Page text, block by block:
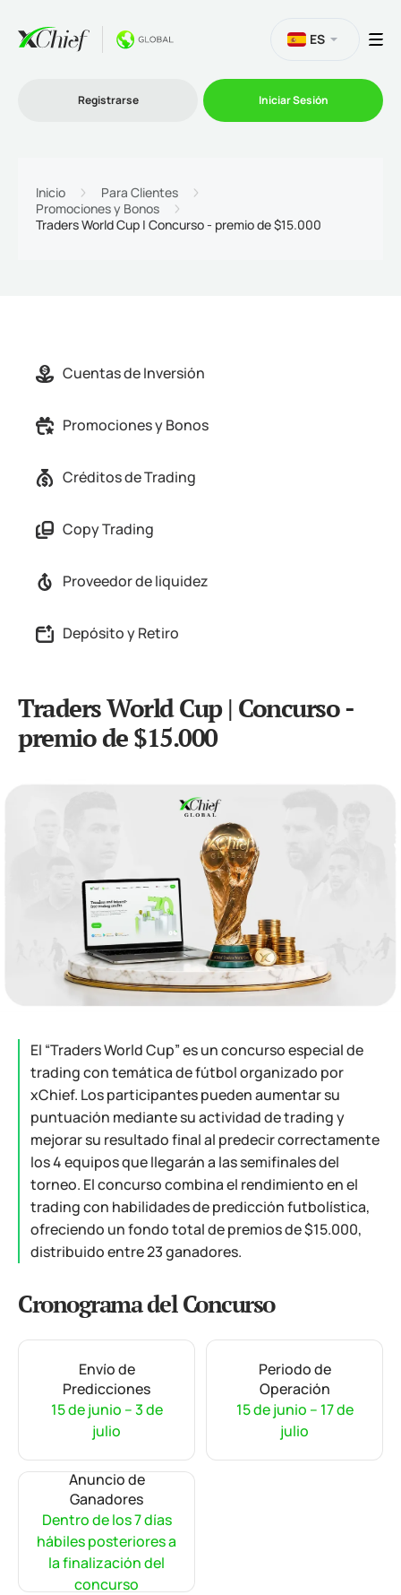
Plataformas
ES
Registrarse Iniciar Sesión
Inicio
Para Clientes
Promociones y Bonos
Traders World Cup | Concurso - premio de $15.000
Cuentas de Inversión
Promociones y Bonos
Créditos de Trading
Copy Trading
Proveedor de liquidez
Depósito y Retiro
Traders World Cup | Concurso -
premio de $15.000
El “Traders World Cup” es un concurso especial de
trading con temática de fútbol organizado por
xChief. Los participantes pueden aumentar su
puntuación mediante su actividad de trading y
mejorar su resultado final al predecir correctamente
los 4 equipos que llegarán a las semifinales del
torneo. El concurso combina el rendimiento en el
trading con habilidades de predicción futbolística,
ofreciendo un fondo total de premios de $15.000,
distribuido entre 23 ganadores.
Cronograma del Concurso
Envío de
Predicciones
15 de junio – 3 de
julio
Periodo de
Operación
15 de junio – 17 de
julio
Anuncio de
Ganadores
Dentro de los 7 días
hábiles posteriores a
la finalización del
concurso